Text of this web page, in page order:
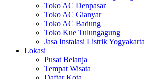
Toko AC Denpasar
Toko AC Gianyar
Toko AC Badung
Toko Kue Tulungagung
Jasa Instalasi Listrik Yogyakarta
Lokasi
Pusat Belanja
Tempat Wisata